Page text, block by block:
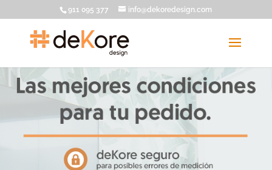
911 095 377 info@dekoredesign.com